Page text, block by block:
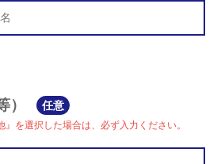
）
任意
を選択した場合は、必ず入力ください。